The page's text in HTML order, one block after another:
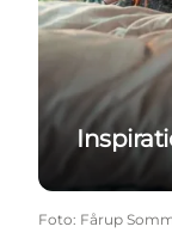
Foto: Fårup